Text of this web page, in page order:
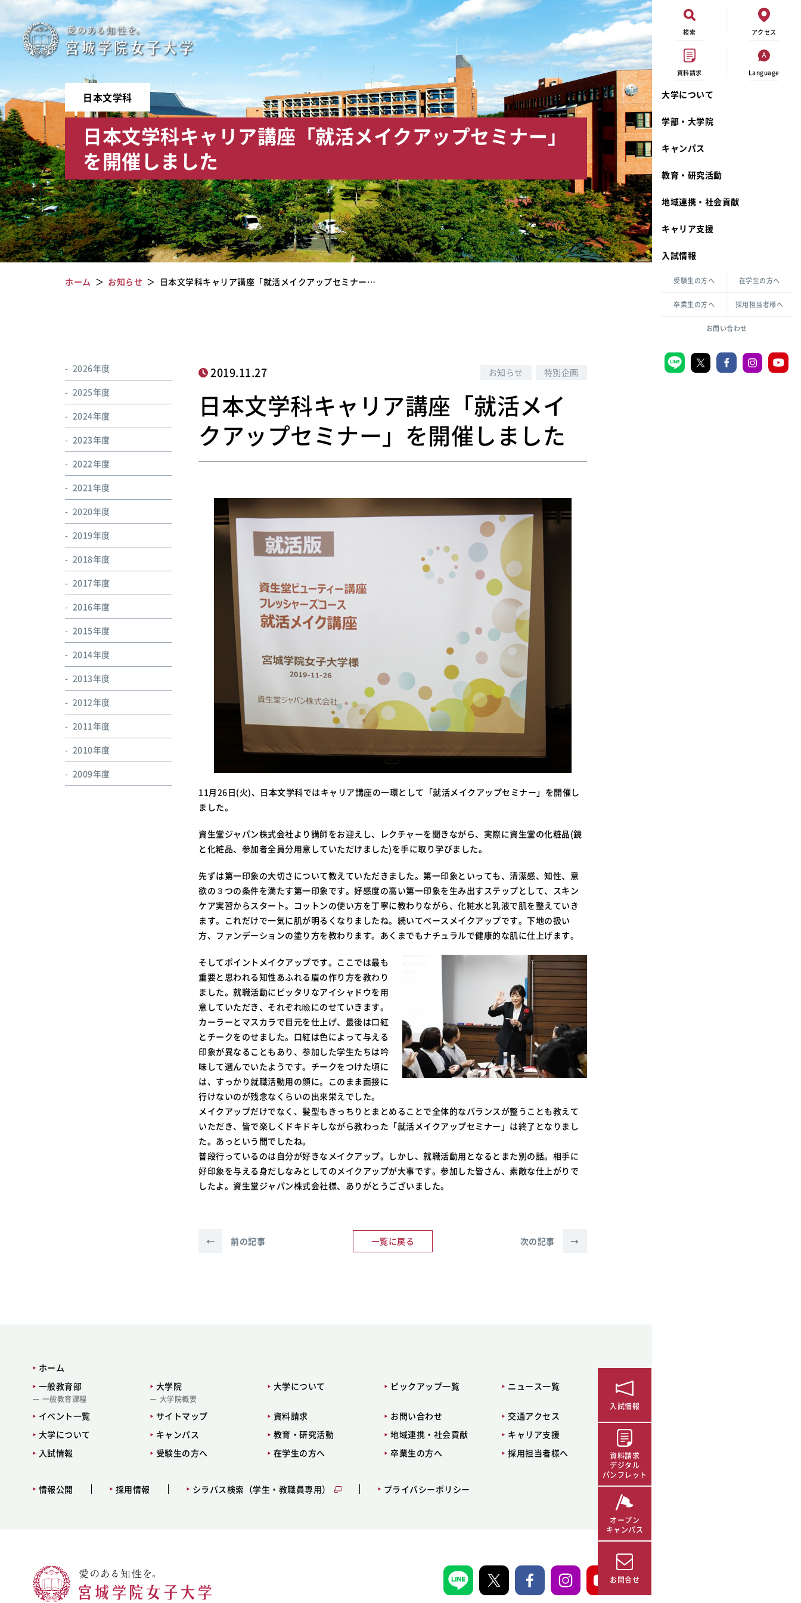
検索 アクセス
資料請求 Language
大学について
宮城学院 校歌
礼拝堂
カリキュラム・ポリシー
倫理憲章
ハラスメントの防止
共生のための多様性宣言
学部・大学院
生活文化デザイン学科
一般教育課程
キャンパス
奨学金
大学祭
キャンパスメンバーズ
教職センター
学芸員課程
図書館司書課程
教育・研究活動動物実験に関する情報公開
キリスト教文化研究所
生活環境科学研究所
地域連携・社会貢献
カリキュラム・入室方法
キャリア支援
入試情報
受験生の方へ 在学生の方へ
卒業生の方へ 採用担当者様へ
お問い合わせ
宮
城
学
院
女
子
大
学
日本文学科
日本文学科キャリア講座「就活メイクアップセミナー」
を開催しました
ホーム お知らせ 日本文学科キャリア講座「就活メイクアップセミナー…
2019.11.27 お知らせ 特別企画
日本文学科キャリア講座「就活メイ
クアップセミナー」を開催しました
11月26日(火)、日本文学科ではキャリア講座の一環として「就活メイクアップセミナー」を開催し
ました。
資生堂ジャパン株式会社より講師をお迎えし、レクチャーを聞きながら、実際に資生堂の化粧品(鏡
と化粧品、参加者全員分用意していただけました)を手に取り学びました。
先ずは第一印象の大切さについて教えていただきました。第一印象といっても、清潔感、知性、意
欲の３つの条件を満たす第一印象です。好感度の高い第一印象を生み出すステップとして、スキン
ケア実習からスタート。コットンの使い方を丁寧に教わりながら、化粧水と乳液で肌を整えていき
ます。これだけで一気に肌が明るくなりましたね。続いてベースメイクアップです。下地の扱い
方、ファンデーションの塗り方を教わります。あくまでもナチュラルで健康的な肌に仕上げます。
そしてポイントメイクアップです。ここでは最も
重要と思われる知性あふれる眉の作り方を教わり
ました。就職活動にピッタリなアイシャドウを用
意していただき、それぞれ瞼にのせていきます。
カーラーとマスカラで目元を仕上げ、最後は口紅
とチークをのせました。口紅は色によって与える
印象が異なることもあり、参加した学生たちは吟
味して選んでいたようです。チークをつけた頃に
は、すっかり就職活動用の顔に。このまま面接に
行けないのが残念なくらいの出来栄えでした。
メイクアップだけでなく、髪型もきっちりとまとめることで全体的なバランスが整うことも教えて
いただき、皆で楽しくドキドキしながら教わった「就活メイクアップセミナー」は終了となりまし
た。あっという間でしたね。
普段行っているのは自分が好きなメイクアップ。しかし、就職活動用となるとまた別の話。相手に
好印象を与える身だしなみとしてのメイクアップが大事です。参加した皆さん、素敵な仕上がりで
したよ。資生堂ジャパン株式会社様、ありがとうございました。
← 前の記事 一覧に戻る 次の記事 →
2026年度
2025年度
2024年度
2023年度
2022年度
2021年度
2020年度
2019年度
2018年度
2017年度
2016年度
2015年度
2014年度
2013年度
2012年度
2011年度
2010年度
2009年度
ホーム
一般教育部
一般教育課程
大学院
大学院概要
大学について ピックアップ一覧 ニュース一覧
イベント一覧 サイトマップ 資料請求 お問い合わせ
交通アクセス
大学について
キャンパス 教育・研究活動 地域連携・社会貢献
キャリア支援
入試情報
受験生の方へ 在学生の方へ 卒業生の方へ 採用担当者様へ
情報公開 採用情報 シラバス検索（学生・教職員専用） プライバシーポリシー
入試情報
資料請求
デジタル
パンフレット
オープン
キャンパス
お問合せ